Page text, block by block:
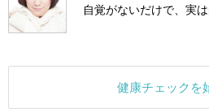
自覚がないだけで、実
健康チェックを